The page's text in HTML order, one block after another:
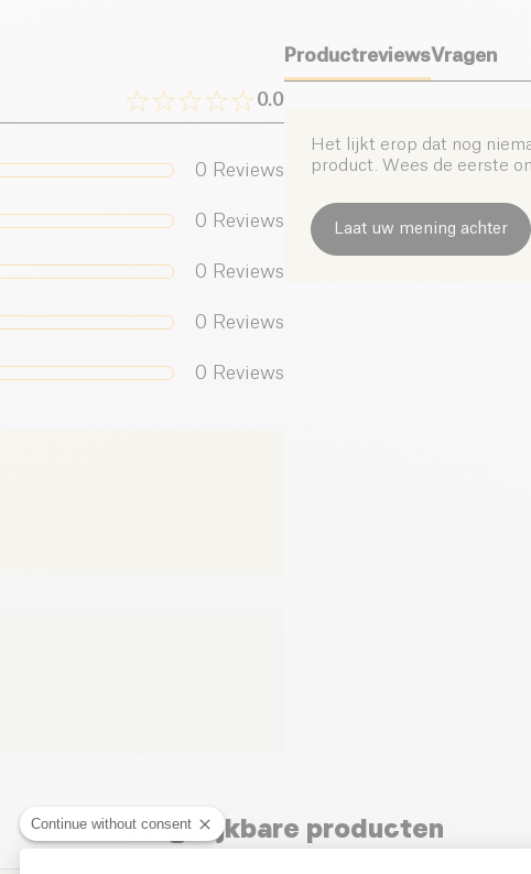
0.0
0 Reviews
0 Reviews
0 Reviews
0 Reviews
0 Reviews
ProductreviewsVragen
Het lijkt erop dat nog
product. Wees de eerste
Laat uw mening achter
Vergelijkbare producten
Continue without consent